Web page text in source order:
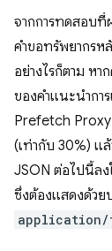
จากการทดสอบที่
คำขอทรัพยากรห
อย่างไรก็ตาม ห
ของคําแนะนํากา
Prefetch
(เท่ากับ 30%) แ
JSON ต่อไปนี้ล
ซึ่งต้องแสดงด้วย